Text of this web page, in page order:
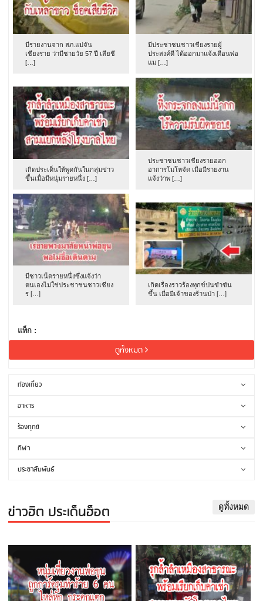
มีรายงานจาก สภ.แม่จัน
เชียงราย ว่ามีชายวัย 57 ปี เสียชี
[…]
มีประชาชนชาวเชียงรายผู้
ประสงค์ดี ได้ออกมาแจ้งเตือนพ่อ
แม […]
เกิดประเด็นให้พูดกันในกลุ่มข่าว
ขึ้นเมื่อมีหนุ่มรายหนึ่ง […]
ประชาชนชาวเชียงรายออก
อาการโมโหจัด เมื่อมีรายงาน
แจ้งว่าพ […]
มีชาวเน็ตรายหนึ่งซึ่งแจ้งว่า
ตนเองไม่ใช่ประชาชนชาวเชียง
ร […]
เกิดเรื่องราวร้องทุกข์ปนขำขัน
ขึ้น เมื่อมีเจ้าของร้านป่า […]
แท็ก :
ดูทั้งหมด
ท่องเที่ยว
อาหาร
ร้องทุกข์
กีฬา
ประชาสัมพันธ์
ข่าวฮิต ประเด็นฮ็อต ดูทั้งหมด